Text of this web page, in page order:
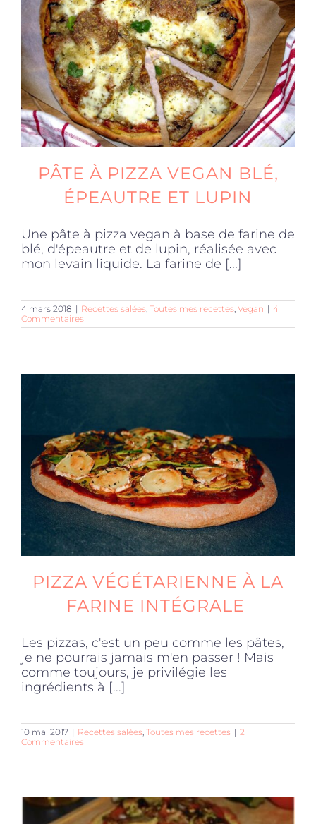
Produits sains
Click and collect
Traiteur
Cours
Accessoires
PÂTE À PIZZA VEGAN BLÉ,
ÉPEAUTRE ET LUPIN
Une pâte à pizza vegan à base de farine de
blé, d'épeautre et de lupin, réalisée avec
mon levain liquide. La farine de [...]
4 mars 2018 | Recettes salées Toutes mes recettes Vegan | 4
Commentaires
PIZZA VÉGÉTARIENNE À LA
FARINE INTÉGRALE
Les pizzas, c'est un peu comme les pâtes,
je ne pourrais jamais m'en passer ! Mais
comme toujours, je privilégie les
ingrédients à [...]
10 mai 2017 | Recettes salées Toutes mes recettes | 2
Commentaires